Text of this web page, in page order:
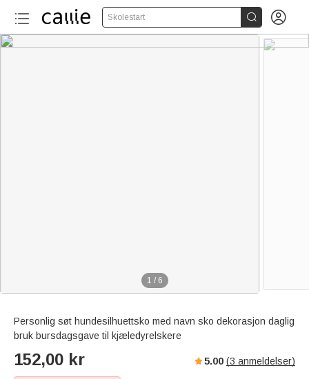
Skolestart  
1 / 6
Personlig søt hundesilhuettsko med navn sko dekorasjon daglig
bruk bursdagsgave til kjæledyrelskere
152,00 kr 5.00 (3 anmeldelser)